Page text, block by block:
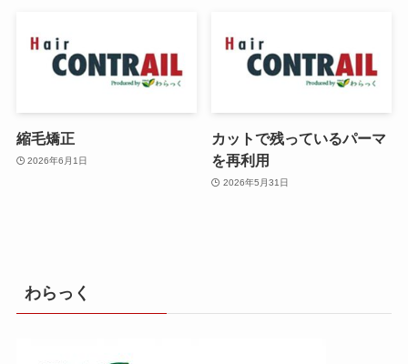
縮毛矯正
2026年6月1日
カットで残っているパーマ
を再利用
2026年5月31日
わらっく